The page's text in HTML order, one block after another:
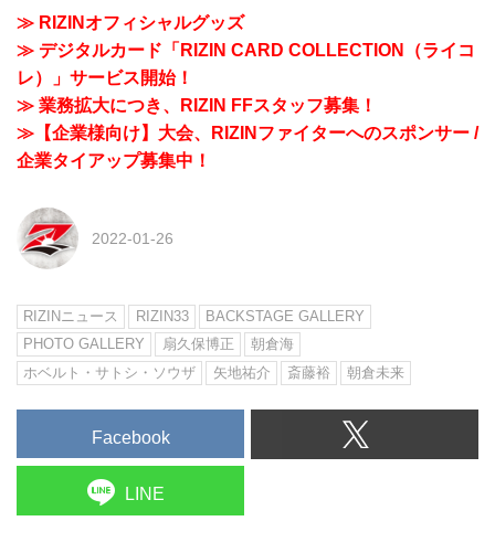
≫ RIZINオフィシャルグッズ
≫ デジタルカード「RIZIN CARD COLLECTION（ライコ
レ）」サービス開始！
≫ 業務拡大につき、RIZIN FFスタッフ募集！
≫【企業様向け】大会、RIZINファイターへのスポンサー /
企業タイアップ募集中！
2022-01-26
RIZINニュース RIZIN33
BACKSTAGE GALLERY
PHOTO GALLERY
扇久保博正
朝倉海
ホベルト・サトシ・ソウザ
矢地祐介 斎藤裕 朝倉未来
Facebook
LINE